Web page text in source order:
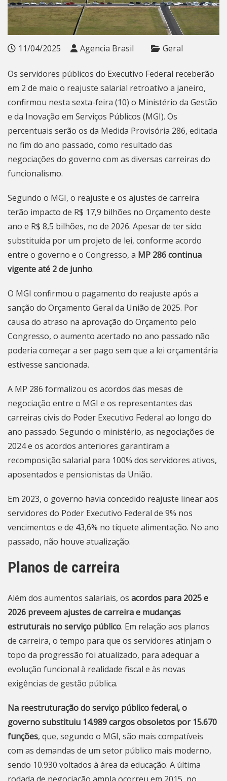
11/04/2025 Agencia Brasil Geral
Os servidores públicos do Executivo Federal receberão
em 2 de maio o reajuste salarial retroativo a janeiro,
confirmou nesta sexta-feira (10) o Ministério da Gestão
e da Inovação em Serviços Públicos (MGI). Os
percentuais serão os da Medida Provisória 286, editada
no fim do ano passado, como resultado das
negociações do governo com as diversas carreiras do
funcionalismo.
Segundo o MGI, o reajuste e os ajustes de carreira
terão impacto de R$ 17,9 bilhões no Orçamento deste
ano e R$ 8,5 bilhões, no de 2026. Apesar de ter sido
substituída por um projeto de lei, conforme acordo
entre o governo e o Congresso, a MP 286 continua
vigente até 2 de junho.
O MGI confirmou o pagamento do reajuste após a
sanção do Orçamento Geral da União de 2025. Por
causa do atraso na aprovação do Orçamento pelo
Congresso, o aumento acertado no ano passado não
poderia começar a ser pago sem que a lei orçamentária
estivesse sancionada.
A MP 286 formalizou os acordos das mesas de
negociação entre o MGI e os representantes das
carreiras civis do Poder Executivo Federal ao longo do
ano passado. Segundo o ministério, as negociações de
2024 e os acordos anteriores garantiram a
recomposição salarial para 100% dos servidores ativos,
aposentados e pensionistas da União.
Em 2023, o governo havia concedido reajuste linear aos
servidores do Poder Executivo Federal de 9% nos
vencimentos e de 43,6% no tíquete alimentação. No ano
passado, não houve atualização.
Planos de carreira
Além dos aumentos salariais, os acordos para 2025 e
2026 preveem ajustes de carreira e mudanças
estruturais no serviço público. Em relação aos planos
de carreira, o tempo para que os servidores atinjam o
topo da progressão foi atualizado, para adequar a
evolução funcional à realidade fiscal e às novas
exigências de gestão pública.
Na reestruturação do serviço público federal, o
governo substituiu 14.989 cargos obsoletos por 15.670
funções, que, segundo o MGI, são mais compatíveis
com as demandas de um setor público mais moderno,
sendo 10.930 voltados à área da educação. A última